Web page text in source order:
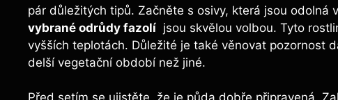
pár důležitých⁣ tipů.⁣ Začněte s ⁤osivy, která ​jsou⁢ odolná
vybrané odrůdy‌ fazolí
jsou skvělou volbou. Tyto
vyšších teplotách. Důležité je také věnovat pozornost
delší vegetační období než jiné.